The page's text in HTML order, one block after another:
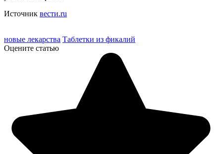
Источник вести.ru
новые лекарства Таблетки из фикалий
Оцените статью